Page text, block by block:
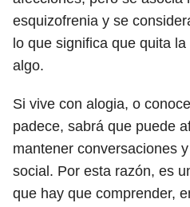
esquizofrenia y se
lo que significa que quita
algo.
Si vive con alogia, o
padece, sabrá que puede
mantener conversaciones
social. Por esta razón, es
que hay que comprender,